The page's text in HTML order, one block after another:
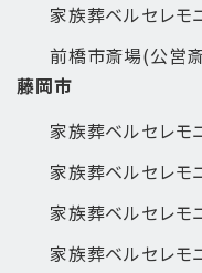
家族葬ベルセレモ
前橋市斎場(公営
藤岡市
家族葬ベルセレモ
家族葬ベルセレモ
家族葬ベルセレモ
家族葬ベルセレモ